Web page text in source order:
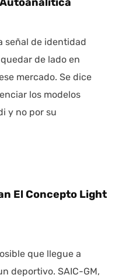
señal de identidad
de lado en
mercado. Se dice
los modelos
y no por su
El Concepto Light
que llegue a
deportivo. SAIC-GM,